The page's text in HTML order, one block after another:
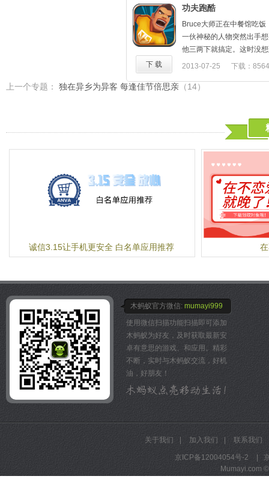
功夫跑酷
Bruce大师正在中餐馆吃
一伙神秘的人物突然出手
他三两下就搞定。这时没
者装扮的家伙想要抓住他
上，展开了生死逃亡。
道到大桥，道路玩法多种
件加入，让游戏变得更加
酷游戏中加入了敌人。将
结合了起来给玩家一种全
本作操作简单易于上手，
家也能轻松掌握。
游戏中玩家可以点击屏幕
进行二段跳跃。跳跃可以
些物件的例如道路两边的
左右倾斜手机可以让角色
划动屏幕可以让角色发动
出售金币用于购买道具和
帅气的人物造型。死亡后
直接复活。若再次死亡则
因为加入了排行榜系统则
的欲望从而增加游戏收益。
2013-07-25 下载：
下 载
上一个专题： 独在异乡为异客 每逢佳节倍思亲 （14）
诚信3.15让手机更安全 白名单应用推荐
木蚂蚁官方微信: mumayi999
使用微信扫描功能扫描即可添加
木蚂蚁为好友，及时获取最新安
卓有意思的游戏、和应用。精彩
不断，实时与木蚂蚁交流，好机
油，好朋友！
关于我们 加入我们 联系我们
京ICP备12004054号-2
Mumayi.com